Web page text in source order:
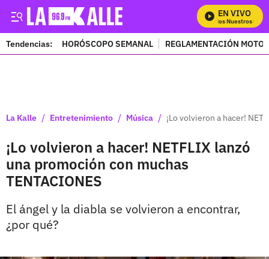
EN VIVO
Mira Todos Nuestros
Tendencias: HORÓSCOPO SEMANAL REGLAMENTACIÓN
La Kalle / Entretenimiento / Música / ¡Lo volvieron a hacer!
¡Lo volvieron a hacer! NETFLIX lanzó
una promoción con muchas
TENTACIONES
El ángel y la diabla se volvieron a encontrar,
¿por qué?